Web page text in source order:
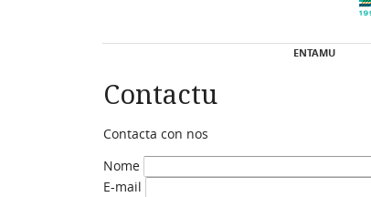
ENTAMU
Contactu
Contacta con nos
Nome
E-mail